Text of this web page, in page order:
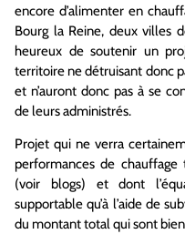
encore d’alimenter en
Bourg la Reine, deux villes
heureux de soutenir un
territoire ne détruisant donc
et n’auront donc pas à se
de leurs administrés.
Projet qui ne verra
performances de
(voir blogs) et dont
supportable qu’à l’aide de
du montant total qui sont bien